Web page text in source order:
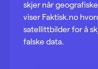
skjer når
viser Faktisk.no
satellittbilder for å
falske data.